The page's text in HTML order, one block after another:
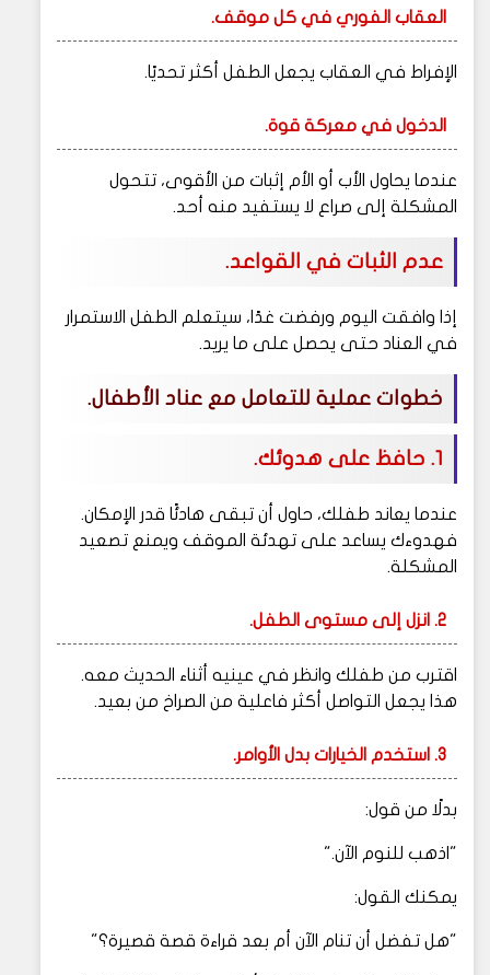
العقاب الفوري في كل موقف.
الإفراط في العقاب يجعل الطفل أكثر تحديًا.
الدخول في معركة قوة.
عندما يحاول الأب أو الأم إثبات من الأقوى، تتحول
المشكلة إلى صراع لا يستفيد منه أحد.
عدم الثبات في القواعد.
إذا وافقت اليوم ورفضت غدًا، سيتعلم الطفل الاستمرار
في العناد حتى يحصل على ما يريد.
خطوات عملية للتعامل مع عناد الأطفال.
1. حافظ على هدوئك.
عندما يعاند طفلك، حاول أن تبقى هادئًا قدر الإمكان.
فهدوءك يساعد على تهدئة الموقف ويمنع تصعيد
المشكلة.
2. انزل إلى مستوى الطفل.
اقترب من طفلك وانظر في عينيه أثناء الحديث معه.
هذا يجعل التواصل أكثر فاعلية من الصراخ من بعيد.
3. استخدم الخيارات بدل الأوامر.
بدلًا من قول:
"اذهب للنوم الآن."
يمكنك القول:
"هل تفضل أن تنام الآن أم بعد قراءة قصة قصيرة؟"